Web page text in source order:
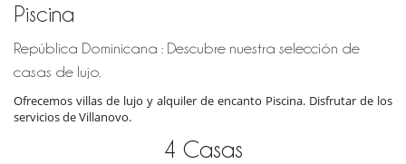
Piscina
República Dominicana : Descubre nuestra selección de
casas de lujo.
Ofrecemos villas de lujo y alquiler de encanto Piscina. Disfrutar de los
servicios de Villanovo.
4 Casas